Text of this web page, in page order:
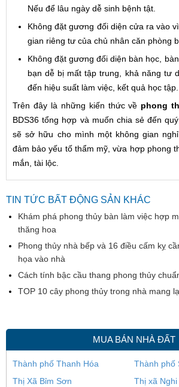
Nếu để lâu ngày dễ sinh bệnh tật.
Không đặt gương đối diện cửa ra vào
gian riêng tư của chủ nhân căn phòng
Không đặt gương đối diện bàn học,
bạn dễ bị mất tập trung, khả năng tư
đến hiệu suất làm việc, kết quả học tập.
Trên đây là những kiến thức về phong
BDS36 tổng hợp và muốn chia sẻ đến
sẽ sở hữu cho mình một không gian
đảm bảo yếu tố thẩm mỹ, vừa hợp phong
mắn, tài lộc.
TIN TỨC BẤT ĐỘNG SẢN KHÁC
Khám phá phong thủy bàn làm việc hợp
thăng hoa
Phong thủy nhà bếp và 16 điều cấm kỵ
họa vào nhà
Cách tính bậc cầu thang phong thủy
TOP 10 cây phong thủy trong nhà mang
MUA BÁN NHÀ ĐẤT
Thành phố Thanh Hóa
Thành phố
Thị Xã Bỉm Sơn
Thị xã Nghi